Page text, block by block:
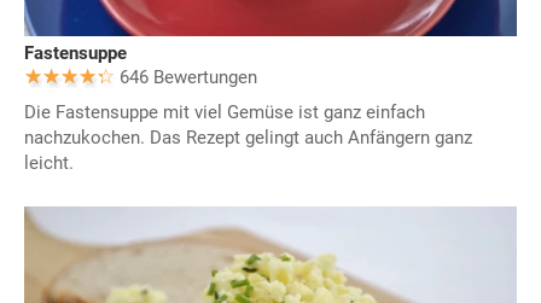
Fastensuppe
646 Bewertungen
Die Fastensuppe mit viel Gemüse ist ganz einfach
nachzukochen. Das Rezept gelingt auch Anfängern ganz
leicht.